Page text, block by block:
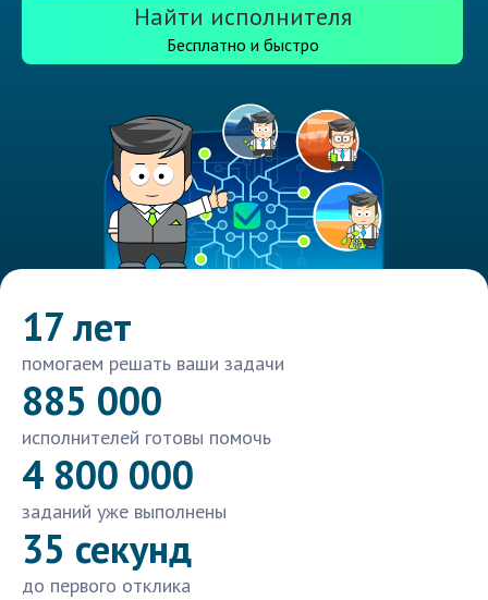
Найти исполнителя
Бесплатно и быстро
17 лет
помогаем решать ваши задачи
885 000
исполнителей готовы помочь
4 800 000
заданий уже выполнены
35 секунд
до первого отклика